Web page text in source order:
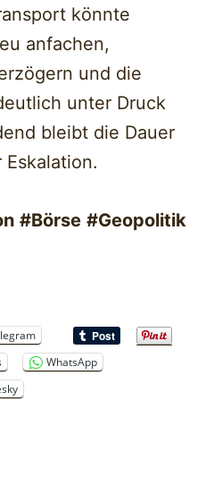
könnte
anfachen,
und die
unter Druck
bleibt die Dauer
#Börse #Geopolitik
WhatsApp